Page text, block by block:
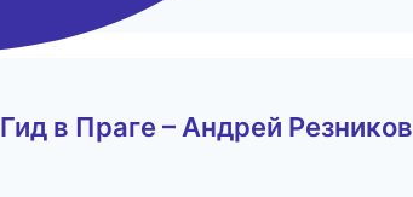
Гид в Праге – Андрей Резников